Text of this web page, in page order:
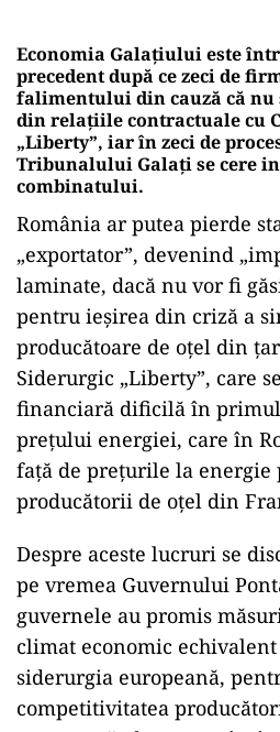
Economia Galațiului este
precedent după ce zeci de
falimentului din cauză că
din relațiile contractuale cu
„Liberty”, iar în zeci de
Tribunalului Galați se cere
combinatului.
România ar putea pierde
„exportator”, devenind
laminate, dacă nu vor fi
pentru ieșirea din criză a
producătoare de oțel din
Siderurgic „Liberty”, care
financiară dificilă în
prețului energiei, care în
față de prețurile la energie
producătorii de oțel din
Despre aceste lucruri se
pe vremea Guvernului
guvernele au promis
climat economic
siderurgia europeană,
competitivitatea